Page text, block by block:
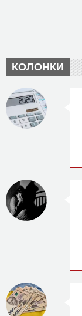
КОЛОНКИ